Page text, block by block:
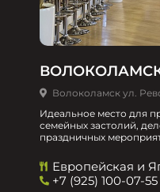
Волоколамск ул.
Идеальное место для
семейных застолий,
праздничных
Европейская и
+7 (925) 100-07-55